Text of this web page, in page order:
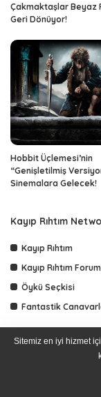
Çakmaktaşlar Beyaz
Geri Dönüyor!
Hobbit Üçlemesi’nin
“Genişletilmiş
Sinemalara Gelecek!
Kayıp Rıhtım
Kayıp Rıhtım
Kayıp Rıhtım Forum
Öykü Seçkisi
Fantastik
Sitemiz en iyi hizmet